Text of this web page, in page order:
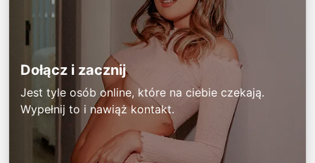
Dołącz i zacznij
Jest tyle osób online, które na ciebie czekają.
Wypełnij to i nawiąż kontakt.